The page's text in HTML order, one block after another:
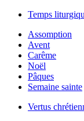
Temps
Assomption
Avent
Carême
Noël
Pâques
Semaine sainte
Vertus